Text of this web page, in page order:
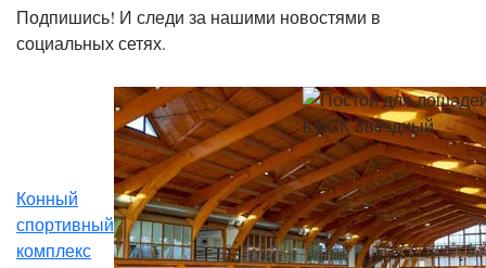
Подпишись! И следи за нашими новостями в
социальных сетях.
Конный
спортивный
комплекс